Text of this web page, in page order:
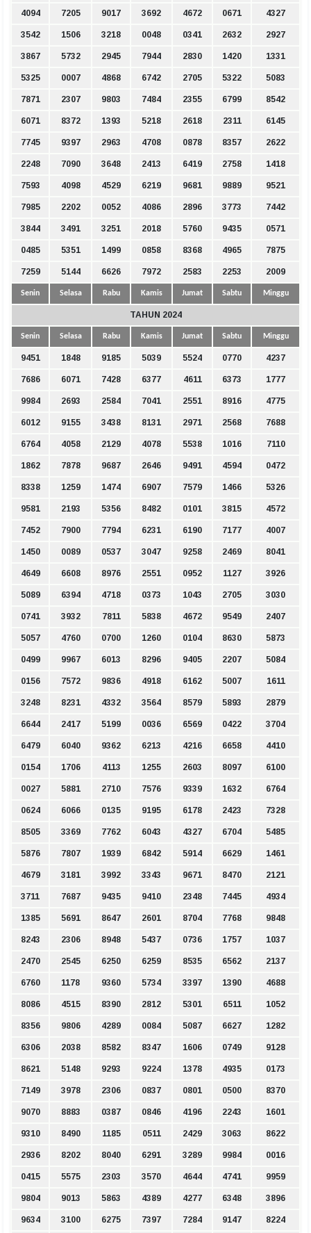
4094 7205 9017 3692 4672 0671 4327
3542 1506 3218 0048 0341 2632 2927
3867 5732 2945 7944 2830 1420 1331
5325 0007 4868 6742 2705 5322 5083
7871 2307 9803 7484 2355 6799 8542
6071 8372 1393 5218 2618 2311 6145
7745 9397 2963 4708 0878 8357 2622
2248 7090 3648 2413 6419 2758 1418
7593 4098 4529 6219 9681 9889 9521
7985 2202 0052 4086 2896 3773 7442
3844 3491 3251 2018 5760 9435 0571
0485 5351 1499 0858 8368 4965 7875
7259 5144 6626 7972 2583 2253 2009
Senin Selasa Rabu Kamis Jumat Sabtu Minggu
TAHUN 2024
Senin Selasa Rabu Kamis Jumat Sabtu Minggu
9451 1848 9185 5039 5524 0770 4237
7686 6071 7428 6377 4611 6373 1777
9984 2693 2584 7041 2551 8916 4775
6012 9155 3438 8131 2971 2568 7688
6764 4058 2129 4078 5538 1016 7110
1862 7878 9687 2646 9491 4594 0472
8338 1259 1474 6907 7579 1466 5326
9581 2193 5356 8482 0101 3815 4572
7452 7900 7794 6231 6190 7177 4007
1450 0089 0537 3047 9258 2469 8041
4649 6608 8976 2551 0952 1127 3926
5089 6394 4718 0373 1043 2705 3030
0741 3932 7811 5838 4672 9549 2407
5057 4760 0700 1260 0104 8630 5873
0499 9967 6013 8296 9405 2207 5084
0156 7572 9836 4918 6162 5007 1611
3248 8231 4332 3564 8579 5893 2879
6644 2417 5199 0036 6569 0422 3704
6479 6040 9362 6213 4216 6658 4410
0154 1706 4113 1255 2603 8097 6100
0027 5881 2710 7576 9339 1632 6764
0624 6066 0135 9195 6178 2423 7328
8505 3369 7762 6043 4327 6704 5485
5876 7807 1939 6842 5914 6629 1461
4679 3181 3992 3343 9671 8470 2121
3711 7687 9435 9410 2348 7445 4934
1385 5691 8647 2601 8704 7768 9848
8243 2306 8948 5437 0736 1757 1037
2470 2545 6250 6259 8535 6562 2137
6760 1178 9360 5734 3397 1390 4688
8086 4515 8390 2812 5301 6511 1052
8356 9806 4289 0084 5087 6627 1282
6306 2038 8582 8347 1606 0749 9128
8621 5148 9293 9224 1378 4935 0173
7149 3978 2306 0837 0801 0500 8370
9070 8883 0387 0846 4196 2243 1601
9310 8490 1185 0511 2429 3063 8622
2936 8202 8040 6291 3289 9984 0016
0415 5575 2303 3570 4644 4741 9959
9804 9013 5863 4389 4277 6348 3896
9634 3100 6275 7397 7284 9147 8224